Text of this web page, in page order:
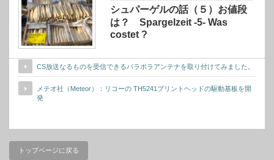
シュパーゲルの話（５）お値段
は？ Spargelzeit -5- Was
costet ?
CS放送なるものを受信できるパラボラアンテナを取り付けてみました。
メテオ社（Meteor）：リコーの TH5241プリントヘッドの駆動基板を開
発
トップページに戻る